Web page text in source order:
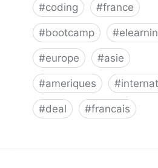
#coding #france
#bootcamp #
#europe #asie
#ameriques #
#deal #francais